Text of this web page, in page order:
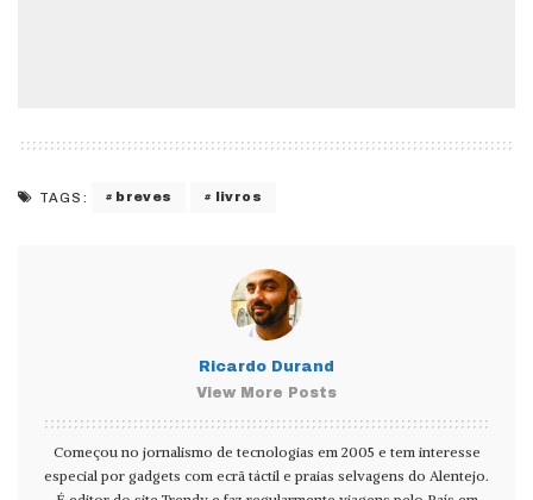
TAGS: breves livros
Ricardo Durand
View More Posts
Começou no jornalismo de tecnologias em 2005 e tem interesse
especial por gadgets com ecrã táctil e praias selvagens do Alentejo.